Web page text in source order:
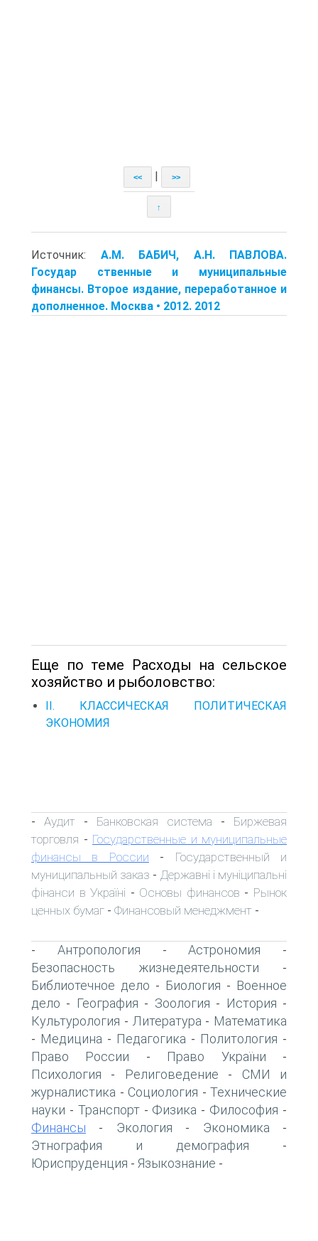
<< >>
↑
Источник: A.M. БАБИЧ, A.H. ПАВЛОВА.
Государ ственные и муниципальные
финансы. Второе издание, переработанное и
дополненное. Москва • 2012. 2012
Еще по теме Расходы на сельское
хозяйство и рыболовство:
II. КЛАССИЧЕСКАЯ ПОЛИТИЧЕСКАЯ
ЭКОНОМИЯ
- Аудит - Банковская система - Биржевая
торговля - Государственные и муниципальные
финансы в России - Государственный и
муниципальный заказ - Державні і муніципальні
фінанси в Україні - Основы финансов - Рынок
ценных бумаг - Финансовый менеджмент -
- Антропология -Астрономия -
Безопасность жизнедеятельности -
Библиотечное дело - Биология - Военное
дело - География - Зоология - История -
Культурология - Литература - Математика
- Медицина - Педагогика - Политология -
Право России - Право України -
Психология - Религоведение - СМИ и
журналистика - Социология - Технические
науки - Транспорт- Физика - Философия -
Финансы - Экология - Экономика -
Этнография и демография -
Юриспруденция - Языкознание -